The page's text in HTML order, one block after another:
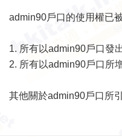
admin90戶口的使用權已
1. 所有以admin90戶口發
2. 所有以admin90戶口所
其他關於admin90戶口所